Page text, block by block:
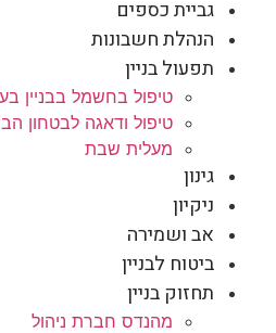
גביית כספים
הנהלת חשבונות
תפעול בניין
טיפול בחשמל בבניין
טיפול ודאגה לבטחון
מעלית שבת
גינון
ניקיון
אב ושמירה
ביטוח לבניין
תחזוק בניין
מהנדס חברת ניהול